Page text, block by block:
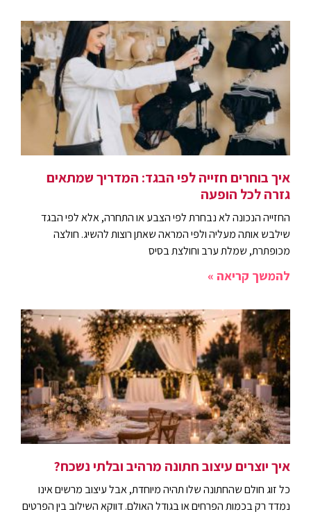
איך בוחרים חזייה לפי הבגד: המדריך שמתאים
גזרה לכל הופעה
החזייה הנכונה לא נבחרת לפי הצבע או התחרה, אלא לפי הבגד
שילבש אותה מעליה ולפי המראה שאתן רוצות להשיג. חולצה
מכופתרת, שמלת ערב וחולצת בסיס
להמשך קריאה »
איך יוצרים עיצוב חתונה מרהיב ובלתי נשכח?
כל זוג חולם שהחתונה שלו תהיה מיוחדת, אבל עיצוב מרשים אינו
נמדד רק בכמות הפרחים או בגודל האולם. דווקא השילוב בין הפרטים